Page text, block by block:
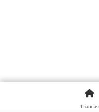
Главная